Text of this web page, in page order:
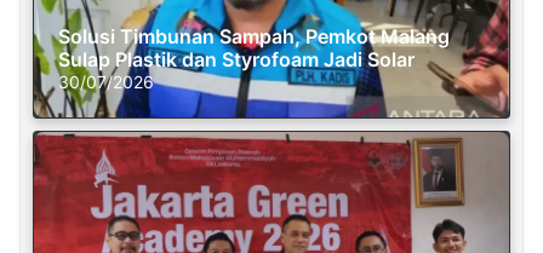
Solusi Timbunan Sampah, Pemkot Malang
Sulap Plastik dan Styrofoam Jadi Solar
30/07/2026